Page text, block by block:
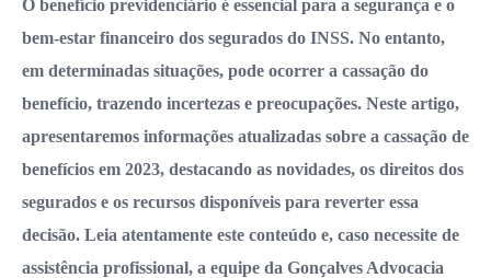
O benefício previdenciário é essencial para a segurança e o
bem-estar financeiro dos segurados do INSS. No entanto,
em determinadas situações, pode ocorrer a cassação do
benefício, trazendo incertezas e preocupações. Neste artigo,
apresentaremos informações atualizadas sobre a cassação de
benefícios em 2023, destacando as novidades, os direitos dos
segurados e os recursos disponíveis para reverter essa
decisão. Leia atentamente este conteúdo e, caso necessite de
assistência profissional, a equipe da Gonçalves Advocacia